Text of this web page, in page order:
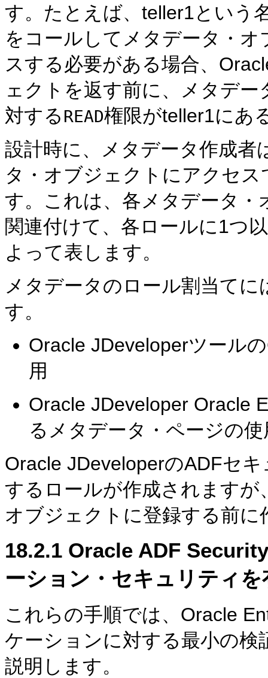
す。たとえば、teller1という
をコールしてメタデータ・オ
スする必要がある場合、
ェクトを返す前に、メタデ
対する READ権限がteller1にあ
設計時に、メタデータ作成
タ・オブジェクトにアクセ
す。これは、各メタデータ
関連付けて、各ロールに1つ
よって表します。
メタデータのロール割当て
す。
Oracle JDeveloperツール
用
Oracle JDeveloper Oracle
るメタデータ・ページの使
Oracle JDeveloperのADFセ
するロールが作成されます
オブジェクトに登録する前
18.2.1 Oracle ADF
ーション・セキュリティ
これらの手順では、Oracle
ケーションに対する最小の
説明します。